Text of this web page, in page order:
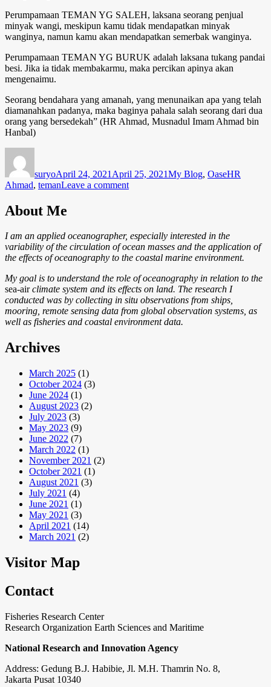
Perumpamaan TEMAN YG SALEH, laksana seorang penjual
minyak wangi, meskipun kamu tidak mendapatkan minyak
wanginya, namun kamu akan mendapatkan semerbak wanginya.
Perumpamaan TEMAN YG BURUK adalah laksana tukang pandai
besi. Jika ia tidak membakarmu, maka percikan apinya akan
mengenaimu.
Seorang bendahara yang amanah, yang menunaikan apa yang telah
diamanahkan padanya, maka baginya pahala salah seorang dari dua
orang yang bersedekah” (HR Ahmad, Musnadul Imam Ahmad bin
Hanbal)
suryoApril 24, 2021 April 25, 2021My Blog, OaseHR
Ahmad, temanLeave a commenton
About Me
I am an applied oceanographer, especially interested in the
variability of the circulation of ocean masses and the application of
the effects of oceanography to the coastal marine environment.
My goal is to understand the role of oceanography in relation to the
sea-airclimate system and its effects on land. The research I
conducted was by collecting in situ observations from ships,
mooring, remote sensing data from global observation systems, as
well as fisheries and coastal environment data.
Archives
March 2025 (1)
October 2024 (3)
June 2024 (1)
August 2023 (2)
July 2023 (3)
May 2023 (9)
June 2022 (7)
March 2022 (1)
November 2021 (2)
October 2021 (1)
August 2021 (3)
July 2021 (4)
June 2021 (1)
May 2021 (3)
April 2021 (14)
March 2021 (2)
Visitor Map
Contact
Fisheries Research Center
Research Organization Earth Sciences and Maritime
National Research and Innovation Agency
Address: Gedung B.J. Habibie, Jl. M.H. Thamrin No. 8,
Jakarta Pusat 10340